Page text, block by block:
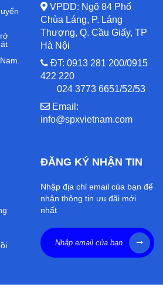
VPDD: Ngõ 84 Phố
Chùa Láng, P. Láng
Thượng, Q. Cầu Giấy, TP
Hà Nội
ĐT: 0913 281 200/0915
422 220
024 3773 6651/52/53
Email:
info@spxvietnam.com
ĐĂNG KÝ NHẬN TIN
Nhập địa chỉ email của bạn để
nhận thông tin ưu đãi mới
nhất